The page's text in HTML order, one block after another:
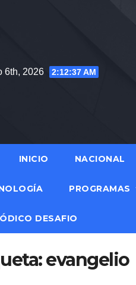
6th, 2026 2:12:38 AM
INICIO NACIONAL
PROGRAMAS
DESAFIO
evangelio